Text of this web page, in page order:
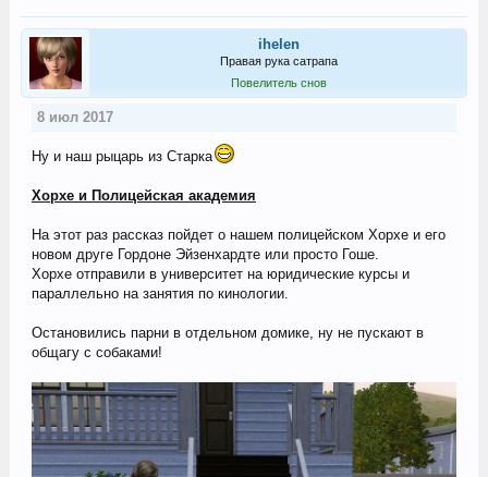
ihelen
Правая рука сатрапа
Повелитель снов
8 июл 2017
Ну и наш рыцарь из Старка
Хорхе и Полицейская академия
На этот раз рассказ пойдет о нашем полицейском Хорхе и его
новом друге Гордоне Эйзенхардте или просто Гоше.
Хорхе отправили в университет на юридические курсы и
параллельно на занятия по кинологии.
Остановились парни в отдельном домике, ну не пускают в
общагу с собаками!